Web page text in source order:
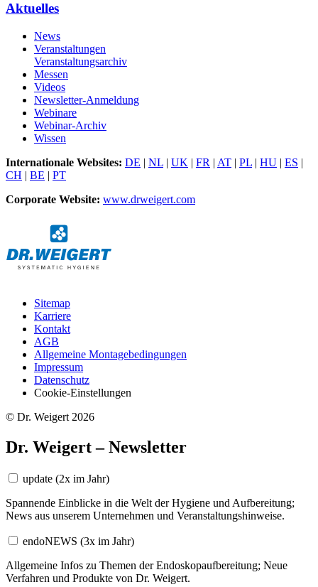
Aktuelles
News
Veranstaltungen
Veranstaltungsarchiv
Messen
Videos
Newsletter-Anmeldung
Webinare
Webinar-Archiv
Wissen
Internationale Websites: DE | NL | UK | FR | AT | PL | HU | ES |
CH | BE | PT
Corporate Website: www.drweigert.com
Sitemap
Karriere
Kontakt
AGB
Allgemeine Montagebedingungen
Impressum
Datenschutz
Cookie-Einstellungen
© Dr. Weigert 2026
Dr. Weigert – Newsletter
update (2x im Jahr)
Spannende Einblicke in die Welt der Hygiene und Aufbereitung;
News aus unserem Unternehmen und Veranstaltungshinweise.
endoNEWS (3x im Jahr)
Allgemeine Infos zu Themen der Endoskopaufbereitung; Neue
Verfahren und Produkte von Dr. Weigert.